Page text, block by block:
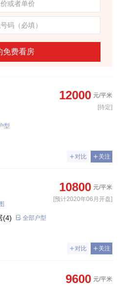
免费看房
12000 元/平米
[待定]
型
对比 关注
10800 元/平米
[预计2020年06月开盘]
(4) 全部户型
对比 关注
9600 元/平米